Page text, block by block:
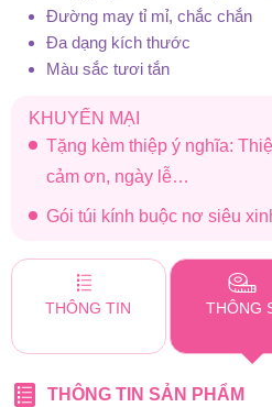
Đường may tỉ mỉ, chắc chắn
Đa dạng kích thước
Màu sắc tươi tắn
KHUYẾN MẠI
Tặng kèm thiệp ý nghĩa:
cảm ơn, ngày lễ…
Gói túi kính buộc nơ siêu
THÔNG TIN THÔNG
THÔNG TIN SẢN PHẨM